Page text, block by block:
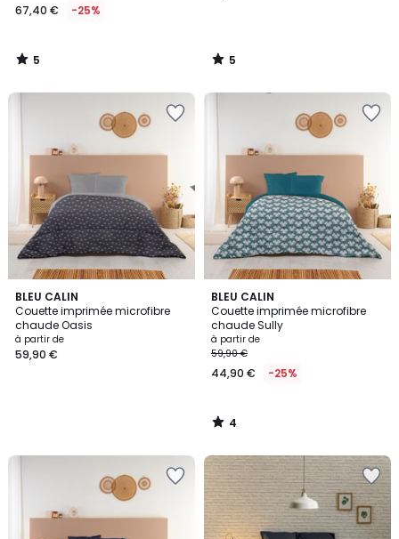
67,40 € -25%
5
/
5
/
BLEU CALIN
Couette imprimée microfibre
chaude Oasis
à partir de
59,90 €
BLEU CALIN
Couette imprimée microfibre
chaude Sully
à partir de
59,90 €
44,90 € -25%
4
/
5
4
/